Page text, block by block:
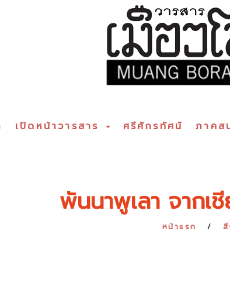
เปิดหน้าวารสาร ศรีศักรทัศน์ ภาคส
พันนาพูเลา จาก
หน้าแรก